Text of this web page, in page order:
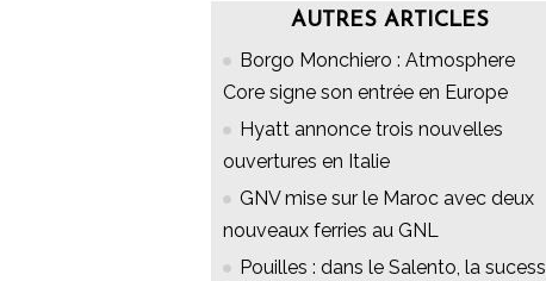
AUTRES ARTICLES
Borgo Monchiero : Atmosphere
Core signe son entrée en Europe
Hyatt annonce trois nouvelles
ouvertures en Italie
GNV mise sur le Maroc avec deux
nouveaux ferries au GNL
Pouilles : dans le Salento, la sucess